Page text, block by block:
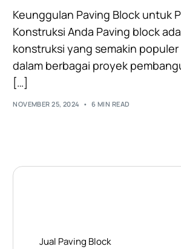
Keunggulan Paving Block untuk
Konstruksi Anda Paving block
konstruksi yang semakin
dalam berbagai proyek
[…]
NOVEMBER 25, 2024 6 MIN READ
Jual Paving Block